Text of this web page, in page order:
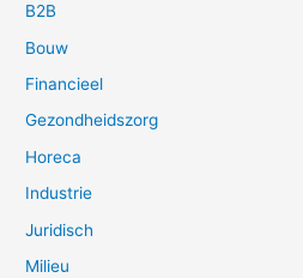
B2B
Bouw
Financieel
Gezondheidszorg
Horeca
Industrie
Juridisch
Milieu